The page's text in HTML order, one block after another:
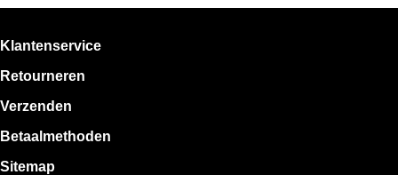
Klantenservice
Retourneren
Verzenden
Betaalmethoden
Sitemap